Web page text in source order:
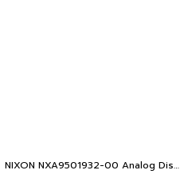
NIXON NXA9501932-00 Analog Display Swiss Quartz Rose Gold Watch 39mm. นาฬิกา นาฬิกาข้อมือ C39 SS ALL ROSE GO